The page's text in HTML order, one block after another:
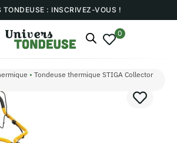
TONDEUSE : INSCRIVEZ-VOUS !
0
• Tondeuse thermique STIGA Collector